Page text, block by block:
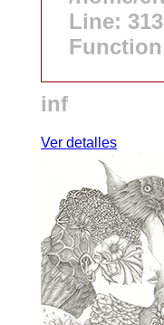
Line: 313
inf
Ver detalles